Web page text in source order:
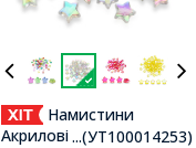
...(УТ100014253)
Намистини
Акрилові Прозорі АВ